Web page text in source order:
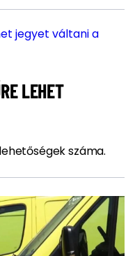
LEHET
száma.